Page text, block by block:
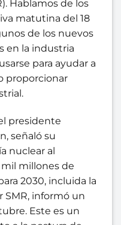
Hablamos de los
matutina del 18
de los nuevos
en la industria
para ayudar a
proporcionar
presidente
señaló su
nuclear al
millones de
2030, incluida la
informó un
Este es un